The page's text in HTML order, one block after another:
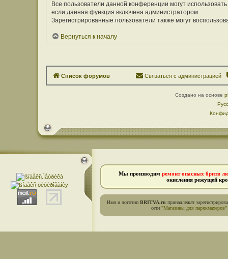
Все пользователи данной конференции могут
если данная функция включена администратором.
Зарегистрированные пользователи также могут
Вернуться к началу
Список форумов Связаться с администрацией
Создано на основе
Мы производим ремонт опасных бритв
окисления режущей
Имя и логотип BRITVA.ru принадлежат
сети "Магазины для парикмахеров"